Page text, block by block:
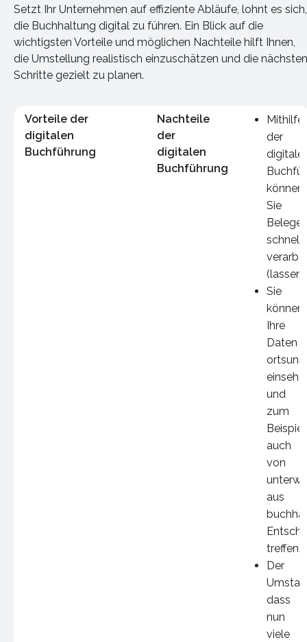
Setzt Ihr Unternehmen auf effiziente Abläufe, lohnt es sich,
die Buchhaltung digital zu führen. Ein Blick auf die
wichtigsten Vorteile und möglichen Nachteile hilft Ihnen,
die Umstellung realistisch einzuschätzen und die nächsten
Schritte gezielt zu planen.
Vorteile der
digitalen
Buchführung
Nachteile
der
digitalen
Buchführung
Mithilfe
der
können
Sie
Belege
(lassen).
Sie
können
Ihre
Daten
und
zum
Beispiel
auch
von
aus
treffen.
Der
dass
nun
viele